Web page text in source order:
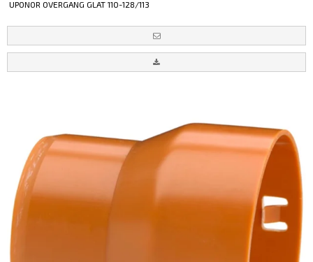
UPONOR OVERGANG GLAT 110-128/113